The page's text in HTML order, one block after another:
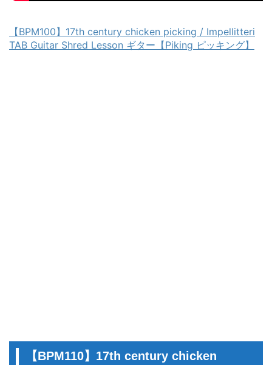
【BPM100】17th century chicken picking / Impellitteri
TAB Guitar Shred Lesson ギター【Piking ピッキング】
【BPM110】17th century chicken